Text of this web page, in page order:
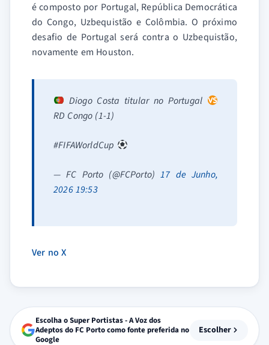
é composto por Portugal, República Democrática
do Congo, Uzbequistão e Colômbia. O próximo
desafio de Portugal será contra o Uzbequistão,
novamente em Houston.
Diogo Costa titular no Portugal
RD Congo (1-1)
#FIFAWorldCup
— FC Porto (@FCPorto)17 de Junho,
2026 19:53
Ver no X
Escolha o Super Portistas - A Voz dos
Adeptos do FC Porto como fonte preferida no
Google
Escolher